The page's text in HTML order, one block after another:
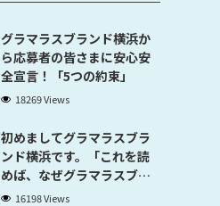
グラマラスブランド横浜か
ら応募者の皆さまに安心安
全宣言！「5つの約束」
18269 Views
初めましてグラマラスブラ
ンド横浜です。「これを読
めば、なぜグラマラスブラ
ンド横浜だと稼げるのかが
16198 Views